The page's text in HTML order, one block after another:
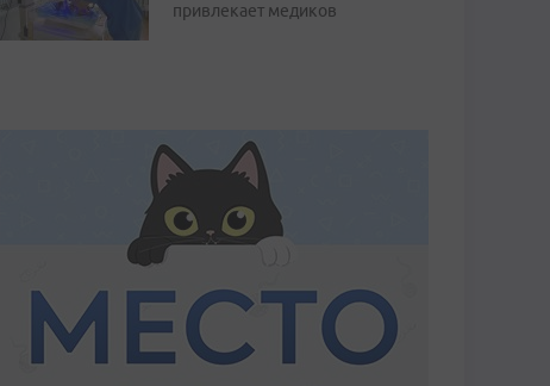
привлекает медиков